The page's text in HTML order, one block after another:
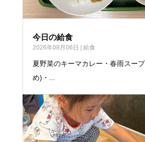
今日の給食
2026年08月06日 | 給食
夏野菜のキーマカレー・春雨スー
め)・...